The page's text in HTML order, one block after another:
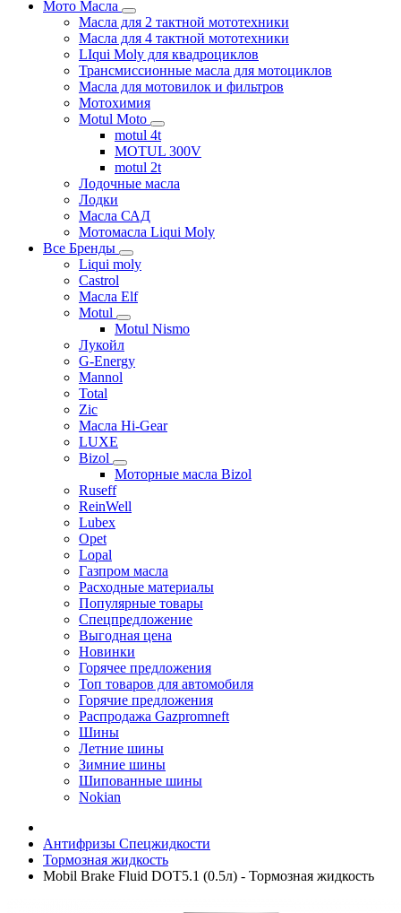
Мото Масла
Масла для 2 тактной мототехники
Масла для 4 тактной мототехники
LIqui Moly для квадроциклов
Трансмиссионные масла для мотоциклов
Масла для мотовилок и фильтров
Мотохимия
Motul Moto
motul 4t
MOTUL 300V
motul 2t
Лодочные масла
Лодки
Масла САД
Мотомасла Liqui Moly
Все Бренды
Liqui moly
Castrol
Масла Elf
Motul
Motul Nismo
Лукойл
G-Energy
Mannol
Total
Zic
Масла Hi-Gear
LUXE
Bizol
Моторные масла Bizol
Ruseff
ReinWell
Lubex
Opet
Lopal
Газпром масла
Расходные материалы
Популярные товары
Спецпредложение
Выгодная цена
Новинки
Горячее предложения
Топ товаров для автомобиля
Горячие предложения
Распродажа Gazpromneft
Шины
Летние шины
Зимние шины
Шипованные шины
Nokian
Антифризы Спецжидкости
Тормозная жидкость
Mobil Brake Fluid DOT5.1 (0.5л) - Тормозная жидкость